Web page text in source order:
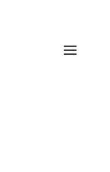
Menu